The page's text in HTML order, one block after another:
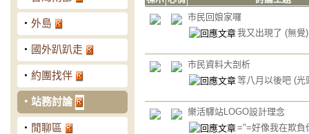
‧ 外島
‧ 國外趴趴走
‧ 約團找伴
‧ 站務討論
‧ 閒聊區
市民回娘家囉
我又出現了 (無覺)
市民資料大剖析
等八月以後吧 (光
樂活驛站LOGO設計理念
="=好像我在欺